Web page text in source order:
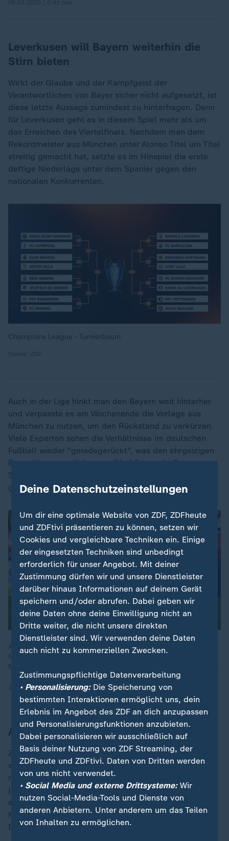
Leverkusen will Bayern weiterhin die
Stirn bieten
Wirkt der Glaube und der Kampfgeist der
Verantwortlichen von Bayer sicher nicht aufgesetzt, ist
diese letzte Aussage zumindest zu hinterfragen. Denn
für Leverkusen geht es in diesem Spiel mehr als um
das Erreichen des Viertelfinals. Nachdem man dem
Rekordmeister aus München unter Alonso Titel um Titel
streitig gemacht hat, setzte es im Hinspiel die erste
deftige Niederlage unter dem Spanier gegen den
nationalen Konkurrenten.
Champions League - Turnierbaum
Auch in der Liga hinkt man den Bayern weit hinterher
und verpasste es am Wochenende die Vorlage aus
München zu nutzen, um den Rückstand zu verkürzen.
Viele Experten sehen die Verhältnisse im deutschen
Fußball wieder "geradegerückt", was den ehrgeizigen
Bayer-Verantwortlichen um Chef Fernando Carro,
Sportgeschäftsführer Simon Rolfes und Coach Alonso
gar nicht schmecken dürfte.
Ausgerechnet in Leverkusen endet Werders Serie von fünf
Niederlagen in Folge. Die Bremer gewannen mit 2:0 beim
Meister, der sich zudem Sorgen um Florian Wirtz machen muss.
10.03.2025 | 9:11 min
Alonso erstmals in der Kritik
Zudem stehen zum ersten Mal in Alonsos Amtszeit
seine taktischen Entscheidungen in der Kritik. War es
richtig in den zwei letzten Duellen gegen Bayern
jeweils auf einen echten Stürmer zu verzichten? Hat er
sich mit der Mammut-Rotation bei der letzten
Niederlage gegen Bremen verzockt? Die Bayer-
Erfolgswelle scheint kein Selbstläufer mehr zu sein.
Deine Datenschutzeinstellungen
Um dir eine optimale Website von ZDF, ZDFheute
und ZDFtivi präsentieren zu können, setzen wir
Cookies und vergleichbare Techniken ein. Einige
der eingesetzten Techniken sind unbedingt
erforderlich für unser Angebot. Mit deiner
Zustimmung dürfen wir und unsere Dienstleister
darüber hinaus Informationen auf deinem Gerät
speichern und/oder abrufen. Dabei geben wir
deine Daten ohne deine Einwilligung nicht an
Dritte weiter, die nicht unsere direkten
Dienstleister sind. Wir verwenden deine Daten
auch nicht zu kommerziellen Zwecken.
Zustimmungspflichtige Datenverarbeitung
• Personalisierung:Die Speicherung von
bestimmten Interaktionen ermöglicht uns, dein
Erlebnis im Angebot des ZDF an dich anzupassen
und Personalisierungsfunktionen anzubieten.
Dabei personalisieren wir ausschließlich auf
Basis deiner Nutzung von ZDF Streaming, der
ZDFheute und ZDFtivi. Daten von Dritten werden
von uns nicht verwendet.
• Social Media und externe Drittsysteme:Wir
nutzen Social-Media-Tools und Dienste von
anderen Anbietern. Unter anderem um das Teilen
von Inhalten zu ermöglichen.